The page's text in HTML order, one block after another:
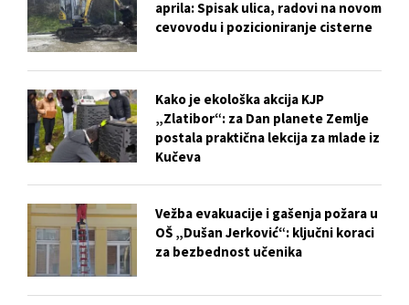
aprila: Spisak ulica, radovi na novom
cevovodu i pozicioniranje cisterne
Kako je ekološka akcija KJP
„Zlatibor“: za Dan planete Zemlje
postala praktična lekcija za mlade iz
Kučeva
Vežba evakuacije i gašenja požara u
OŠ „Dušan Jerković“: ključni koraci
za bezbednost učenika